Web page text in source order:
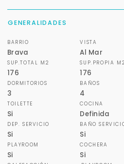
GENERALIDADES
BARRIO
Brava
VISTA
Al Mar
SUP.TOTAL M2
176
SUP.PROPIA M2
176
DORMITORIOS
3
BAÑOS
4
TOILETTE
Si
COCINA
Definida
DEP. SERVICIO
Si
BAÑO
Si
PLAYROOM
Si
COCHERA
Si
Para
mejor y
Déjanos tus datos para
sistema de gestión